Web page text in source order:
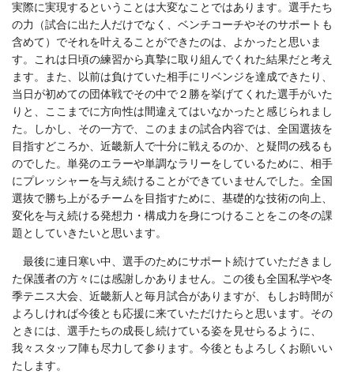
実際に実現するということは大変なことではあります。選手たち
の力（試合に出た人だけでなく、ベンチコーチやそのサポートも
含めて）でそれを叶えることができたのは、よかったと思いま
す。これは日頃の練習から真摯に取り組んでくれた結果だと考え
ます。また、以前は負けていた相手にリベンジを達成できたり、
当日が初めての団体戦でその中で２勝を挙げてくれた選手がいた
りと、ここまでに方向性は間違えてはいなかったと感じられまし
た。しかし、その一方で、このままの試合内容では、全国選抜を
目指すどころか、近畿新人で十分に戦えるのか、と疑問の残るも
のでした。単発のエラーや単調なラリーをしているために、相手
にプレッシャーを与え続けることができていませんでした。全国
選抜で勝ち上がるチームを目指すために、基礎的な技術の向上、
変化を与え続ける発想力・構成力を身につけることをこの冬の課
題としていきたいと思います。
最後に連日寒い中、選手のためにサポート続けていただきまし
た保護者の方々には感謝しかありません。この後も全国私学や冬
季テニス大会、近畿新人と毎月試合がありますが、もしお時間が
よろしければ今後とも応援に来ていただけたらと思います。その
ときには、選手たちの成長し続けている姿を見せらるように、
我々スタッフ陣も尽力して参ります。今後ともよろしくお願いい
たします。